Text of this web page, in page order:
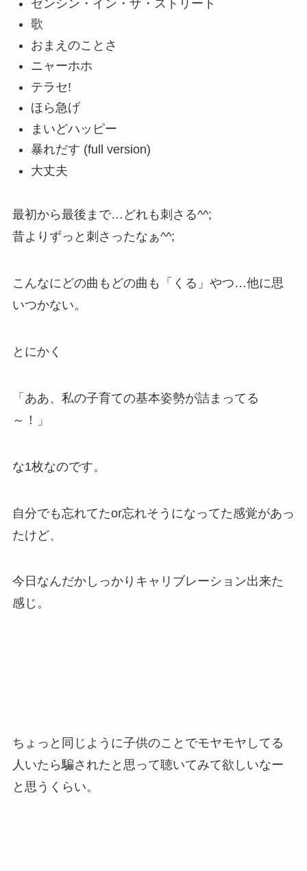
ゼンシン・イン・ザ・ストリート
歌
おまえのことさ
ニャーホホ
テラセ!
ほら急げ
まいどハッピー
暴れだす (full version)
大丈夫
最初から最後まで…どれも刺さる^^;
昔よりずっと刺さったなぁ^^;
こんなにどの曲もどの曲も「くる」やつ…他に思
いつかない。
とにかく
「ああ、私の子育ての基本姿勢が詰まってる
～！」
な1枚なのです。
自分でも忘れてたor忘れそうになってた感覚があっ
たけど、
今日なんだかしっかりキャリブレーション出来た
感じ。
ちょっと同じように子供のことでモヤモヤしてる
人いたら騙されたと思って聴いてみて欲しいなー
と思うくらい。